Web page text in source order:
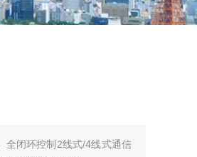
全闭环控制2线式/4线式通信